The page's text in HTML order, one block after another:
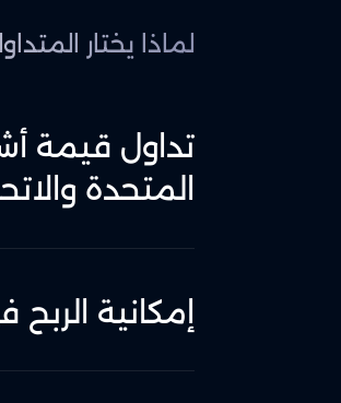
لماذا يختار
تداول قيمة
المتحدة
إمكانية